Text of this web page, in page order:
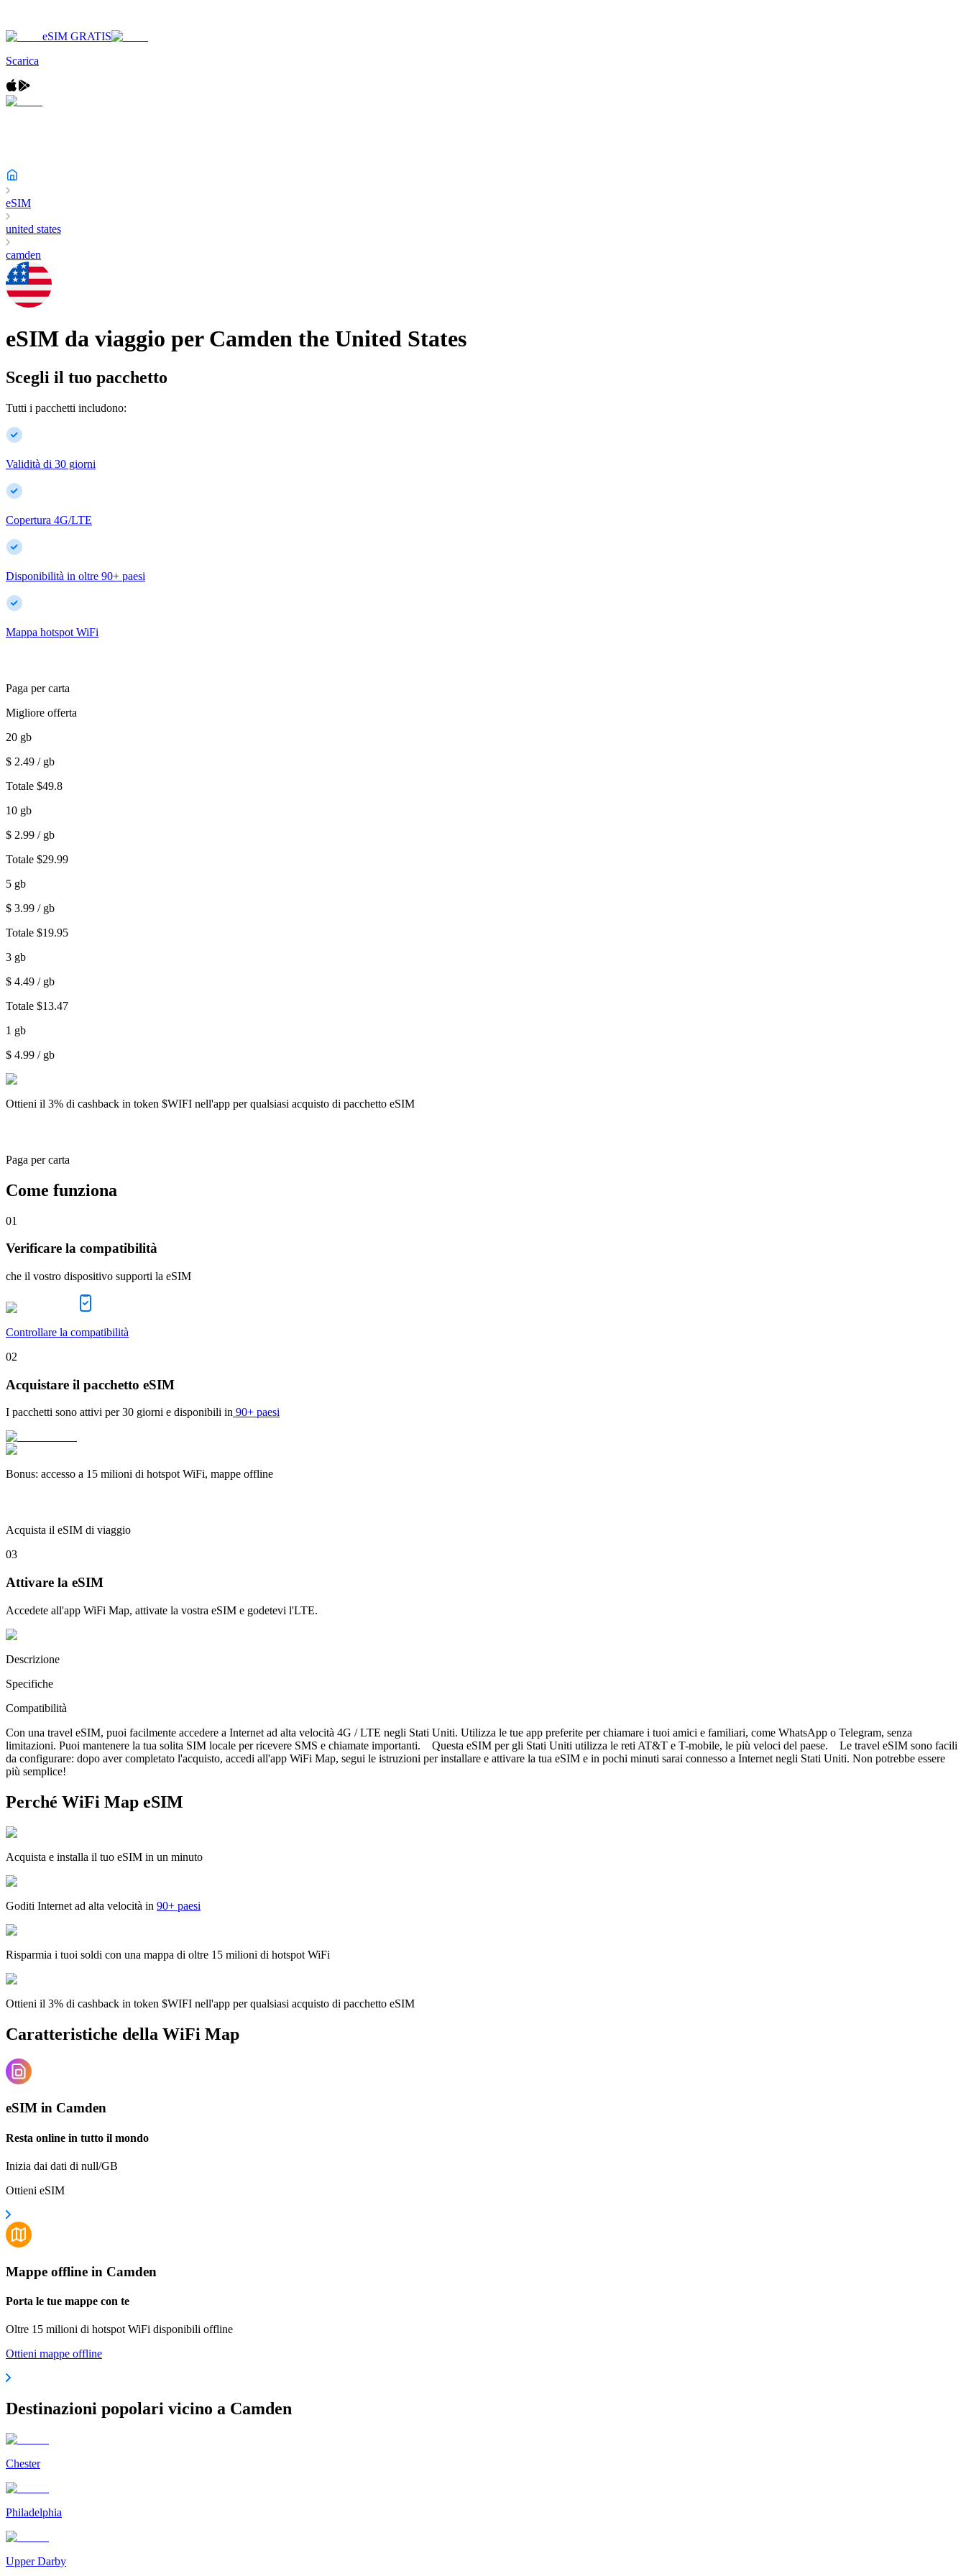
eSIM GRATIS
Scarica
eSIM
united states
camden
eSIM da viaggio per Camden the United States
Scegli il tuo pacchetto
Tutti i pacchetti includono:
Validità di 30 giorni
Copertura 4G/LTE
Disponibilità in oltre 90+ paesi
Mappa hotspot WiFi
Paga per carta
Migliore offerta
20 gb
$ 2.49 / gb
Totale $49.8
10 gb
$ 2.99 / gb
Totale $29.99
5 gb
$ 3.99 / gb
Totale $19.95
3 gb
$ 4.49 / gb
Totale $13.47
1 gb
$ 4.99 / gb
Ottieni il 3% di cashback in token $WIFI nell'app per qualsiasi acquisto di pacchetto eSIM
Paga per carta
Come funziona
01
Verificare la compatibilità
che il vostro dispositivo supporti la eSIM
Controllare la compatibilità
02
Acquistare il pacchetto eSIM
I pacchetti sono attivi per 30 giorni e disponibili in 90+ paesi
Bonus: accesso a 15 milioni di hotspot WiFi, mappe offline
Acquista il eSIM di viaggio
03
Attivare la eSIM
Accedete all'app WiFi Map, attivate la vostra eSIM e godetevi l'LTE.
Descrizione
Specifiche
Compatibilità
Con una travel eSIM, puoi facilmente accedere a Internet ad alta velocità 4G / LTE negli Stati Uniti. Utilizza le tue app preferite per chiamare i tuoi amici e familiari, come WhatsApp o Telegram, senza
limitazioni. Puoi mantenere la tua solita SIM locale per ricevere SMS e chiamate importanti. Questa eSIM per gli Stati Uniti utilizza le reti AT&T e T-mobile, le più veloci del paese. Le travel eSIM sono facili
da configurare: dopo aver completato l'acquisto, accedi all'app WiFi Map, segui le istruzioni per installare e attivare la tua eSIM e in pochi minuti sarai connesso a Internet negli Stati Uniti. Non potrebbe essere
più semplice!
Perché WiFi Map eSIM
Acquista e installa il tuo eSIM in un minuto
Goditi Internet ad alta velocità in 90+ paesi
Risparmia i tuoi soldi con una mappa di oltre 15 milioni di hotspot WiFi
Ottieni il 3% di cashback in token $WIFI nell'app per qualsiasi acquisto di pacchetto eSIM
Caratteristiche della WiFi Map
eSIM in Camden
Resta online in tutto il mondo
Inizia dai dati di null/GB
Ottieni eSIM
Mappe offline in Camden
Porta le tue mappe con te
Oltre 15 milioni di hotspot WiFi disponibili offline
Ottieni mappe offline
Destinazioni popolari vicino a Camden
Chester
Philadelphia
Upper Darby